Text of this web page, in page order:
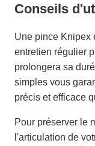
Conseils
Une pince Knipex
entretien régulier
prolongera sa
simples vous
précis et efficace
Pour préserver le
l'articulation de